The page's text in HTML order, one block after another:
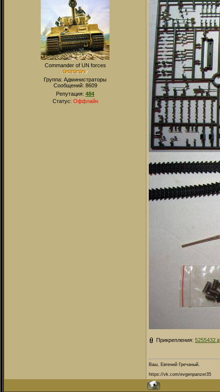
Commander of UN forces
Группа: Администраторы
Сообщений: 8609
Репутация: 484
Статус: Оффлайн
Прикрепления:
Ваш, Евгений Гречаный.
https://vk.com/evgenpanzer35